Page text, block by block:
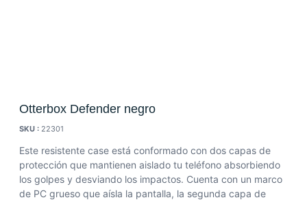
Otterbox Defender negro
SKU : 22301
Este resistente case está conformado con dos capas de
protección que mantienen aislado tu teléfono absorbiendo
los golpes y desviando los impactos. Cuenta con un marco
de PC grueso que aísla la pantalla, la segunda capa de